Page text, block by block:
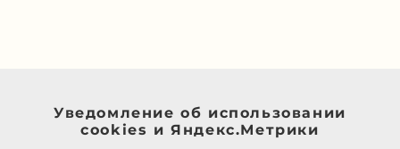
Уведомление об использовании
cookies и Яндекс.Метрики